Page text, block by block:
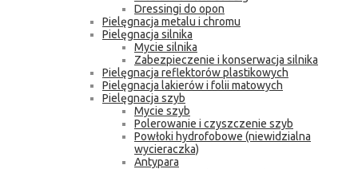
Dressingi do opon
Pielęgnacja metalu i chromu
Pielęgnacja silnika
Mycie silnika
Zabezpieczenie i konserwacja silnika
Pielęgnacja reflektorów plastikowych
Pielęgnacja lakierów i folii matowych
Pielęgnacja szyb
Mycie szyb
Polerowanie i czyszczenie szyb
Powłoki hydrofobowe (niewidzialna
wycieraczka)
Antypara